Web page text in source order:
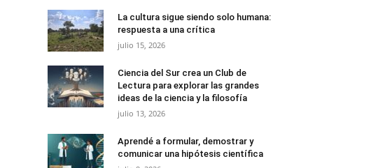
La cultura sigue siendo solo humana:
respuesta a una crítica
julio 15, 2026
Ciencia del Sur crea un Club de
Lectura para explorar las grandes
ideas de la ciencia y la filosofía
julio 13, 2026
Aprendé a formular, demostrar y
comunicar una hipótesis científica